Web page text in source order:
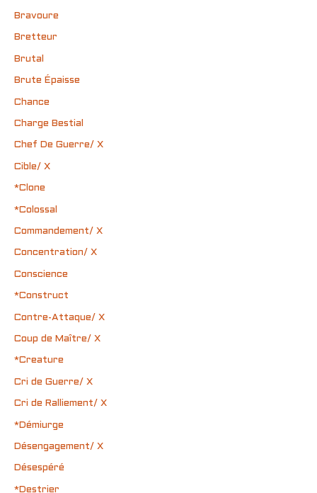
Bravoure
Bretteur
Brutal
Brute Épaisse
Chance
Charge Bestial
Chef De Guerre/ X
Cible/ X
*Clone
*Colossal
Commandement/ X
Concentration/ X
Conscience
*Construct
Contre-Attaque/ X
Coup de Maître/ X
*Creature
Cri de Guerre/ X
Cri de Ralliement/ X
*Démiurge
Désengagement/ X
Désespéré
*Destrier